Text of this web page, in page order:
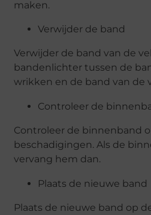
maken.
Verwijder de band
Verwijder de band van de
bandenlichter tussen de
wrikken en de band van de
Controleer de
Controleer de binnenband
beschadigingen. Als de
vervang hem dan.
Plaats de nieuwe band
Plaats de nieuwe band op